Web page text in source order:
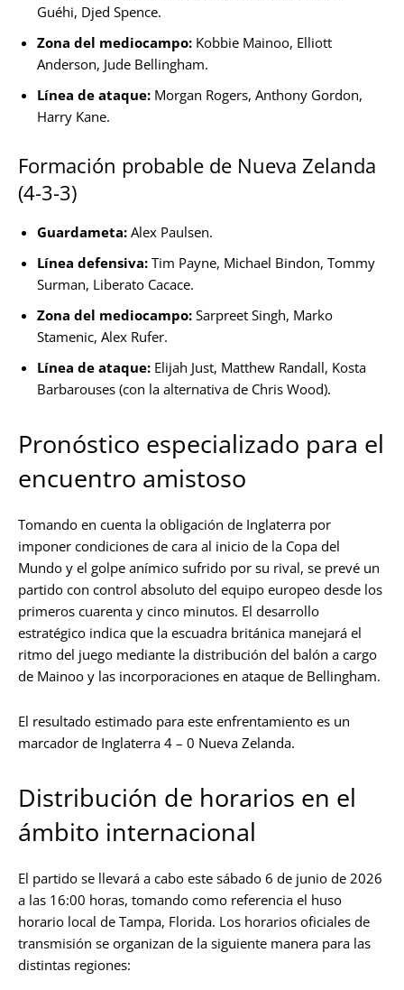
Guéhi, Djed Spence.
Zona del mediocampo: Kobbie Mainoo, Elliott
Anderson, Jude Bellingham.
Línea de ataque: Morgan Rogers, Anthony Gordon,
Harry Kane.
Formación probable de Nueva Zelanda
(4-3-3)
Guardameta: Alex Paulsen.
Línea defensiva: Tim Payne, Michael Bindon, Tommy
Surman, Liberato Cacace.
Zona del mediocampo: Sarpreet Singh, Marko
Stamenic, Alex Rufer.
Línea de ataque: Elijah Just, Matthew Randall, Kosta
Barbarouses (con la alternativa de Chris Wood).
Pronóstico especializado para el
encuentro amistoso
Tomando en cuenta la obligación de Inglaterra por
imponer condiciones de cara al inicio de la Copa del
Mundo y el golpe anímico sufrido por su rival, se prevé un
partido con control absoluto del equipo europeo desde los
primeros cuarenta y cinco minutos. El desarrollo
estratégico indica que la escuadra británica manejará el
ritmo del juego mediante la distribución del balón a cargo
de Mainoo y las incorporaciones en ataque de Bellingham.
El resultado estimado para este enfrentamiento es un
marcador de Inglaterra 4 – 0 Nueva Zelanda.
Distribución de horarios en el
ámbito internacional
El partido se llevará a cabo este sábado 6 de junio de 2026
a las 16:00 horas, tomando como referencia el huso
horario local de Tampa, Florida. Los horarios oficiales de
transmisión se organizan de la siguiente manera para las
distintas regiones: